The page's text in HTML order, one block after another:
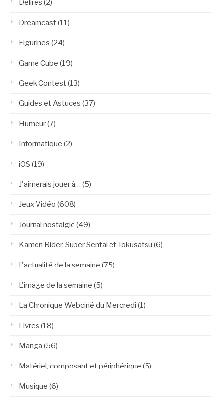
Délires (2)
Dreamcast(11)
Figurines (24)
Game Cube (19)
Geek Contest(13)
Guides et Astuces (37)
Humeur(7)
Informatique (2)
iOS (19)
J'aimerais jouer à… (5)
Jeux Vidéo (608)
Journal nostalgie (49)
Kamen Rider, Super Sentai et Tokusatsu (6)
L'actualité de la semaine (75)
L'image de la semaine (5)
La Chronique Webciné du Mercredi (1)
Livres (18)
Manga (56)
Matériel, composant et périphérique (5)
Musique (6)